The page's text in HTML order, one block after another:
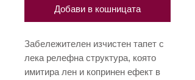
Добави в кошницата
Забележителен изчистен тапет с
лека релефна структура, която
имитира лен и копринен ефект в